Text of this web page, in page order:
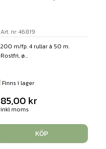
Art. nr: 46819
200 m/fp. 4 rullar à 50 m.
Rostfri, ø...
Finns i lager
85,00 kr
inkl moms
KÖP